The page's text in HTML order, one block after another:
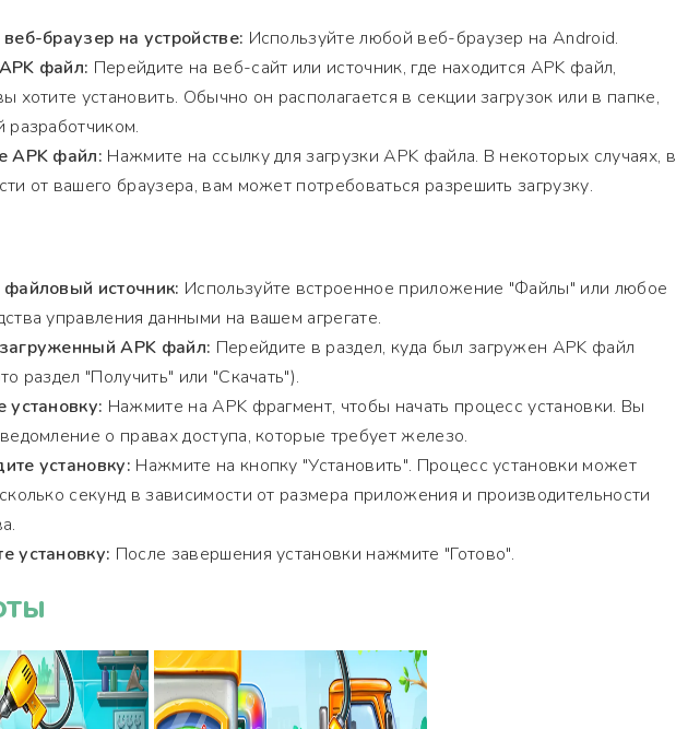
браузер на устройстве: Используйте любой веб-браузер на Android.
файл: Перейдите на веб-сайт или источник, где находится APK файл,
хотите установить. Обычно он располагается в секции загрузок или в папке,
разработчиком.
APK файл: Нажмите на ссылку для загрузки APK файла. В некоторых случаях, в
от вашего браузера, вам может потребоваться разрешить загрузку.
файловый источник: Используйте встроенное приложение "Файлы" или любое
управления данными на вашем агрегате.
APK файл: Перейдите в раздел, куда был загружен APK файл
раздел "Получить" или "Скачать").
установку: Нажмите на APK фрагмент, чтобы начать процесс установки. Вы
о правах доступа, которые требует железо.
установку: Нажмите на кнопку "Установить". Процесс установки может
секунд в зависимости от размера приложения и производительности
установку: После завершения установки нажмите "Готово".